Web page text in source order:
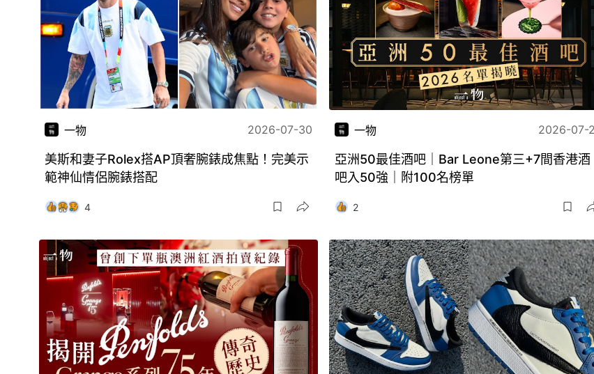
一物 2026-07-30
美斯和妻子Rolex搭AP頂奢腕錶成焦點！完美示
範神仙情侶腕錶搭配
4
一物 2026-07-
亞洲50最佳酒吧｜Bar Leone第三+7間香港酒
吧入50強｜附100名榜單
2